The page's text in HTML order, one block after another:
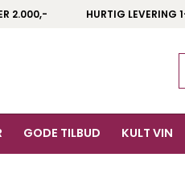
2.000,- HURTIG LEVERING
GODE TILBUD KULT VIN